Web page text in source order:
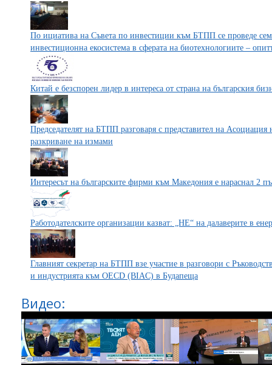
По ициатива на Съвета по инвестиции към БТПП се проведе
инвестиционна екосистема в сферата на биотехнологиите –
Китай е безспорен лидер в интереса от страна на българския
Председателят на БТПП разговаря с представител на
разкриване на измами
Интересът на българските фирми към Македония е нараснал 2
Работодателските организации казват: „НЕ“ на далаверите в
Главният секретар на БТПП взе участие в разговори с
и индустрията към OECD (BIAC) в Будапеща
Видео: